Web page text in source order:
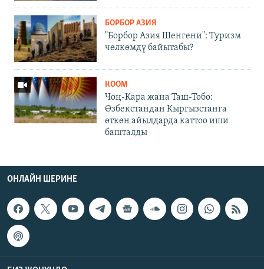
БОРБОР АЗИЯ
"Борбор Азия Шенгени": Туризм
чөлкөмдү байытабы?
КООМ
Чоң-Кара жана Таш-Төбө:
Өзбекстандан Кыргызстанга
өткөн айылдарда каттоо иши
башталды
ОНЛАЙН ШЕРИНЕ